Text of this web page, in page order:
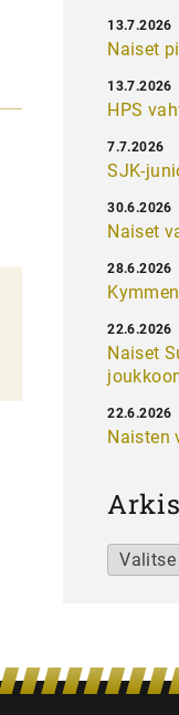
Naiset
13.7.2026
HPS
13.7.2026
SJK-
7.7.2026
Naiset
30.6.2026
28.6.2026
Naiset
22.6.2026
Naisten
22.6.2026
Arkistot